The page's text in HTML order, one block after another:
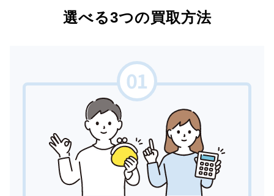
選べる3つの買取方法